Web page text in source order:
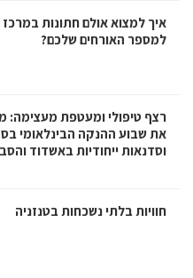
איך למצוא אולם חתונות
למספר האורחים שלכם?
רצף טיפולי ומעטפת מעצימה:
את שבוע ההנקה הבינלאומי
וסדנאות ייחודיות באשדוד
חוויות בלתי נשכחות בטנזניה